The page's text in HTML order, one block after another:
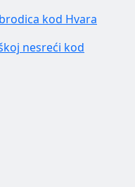
kod Hvara
nesreći kod